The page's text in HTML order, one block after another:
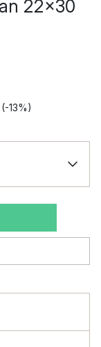
22x30
(-13%)